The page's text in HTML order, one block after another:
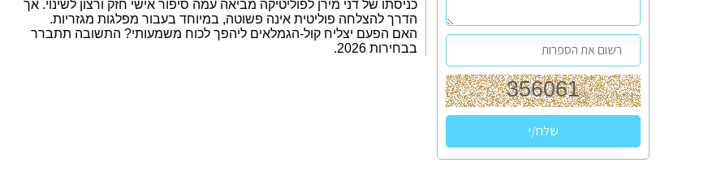
כניסתו של דני מירן לפוליטיקה מביאה עמה סיפור אישי חזק ורצון לשינוי. אך
הדרך להצלחה פוליטית אינה פשוטה, במיוחד בעבור מפלגות מגזריות.
האם הפעם יצליח קול-הגמלאים ליהפך לכוח משמעותי? התשובה תתברר
בבחירות 2026.